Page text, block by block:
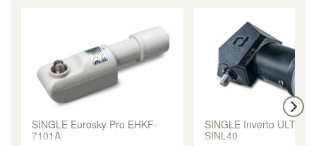
SINGLE Eurosky Pro EHKF-
7101A
SINGLE Inverto ULTRA
SINL40